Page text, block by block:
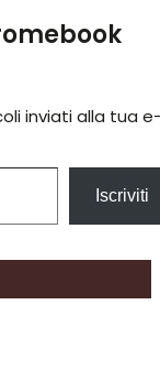
inviati alla tua
Iscriviti